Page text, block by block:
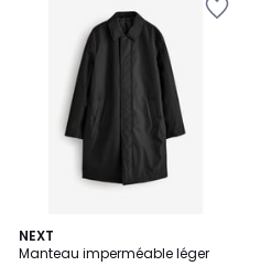
NEXT
Manteau imperméable léger
2
Couleurs